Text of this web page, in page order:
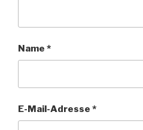
Name *
E-Mail-Adresse *